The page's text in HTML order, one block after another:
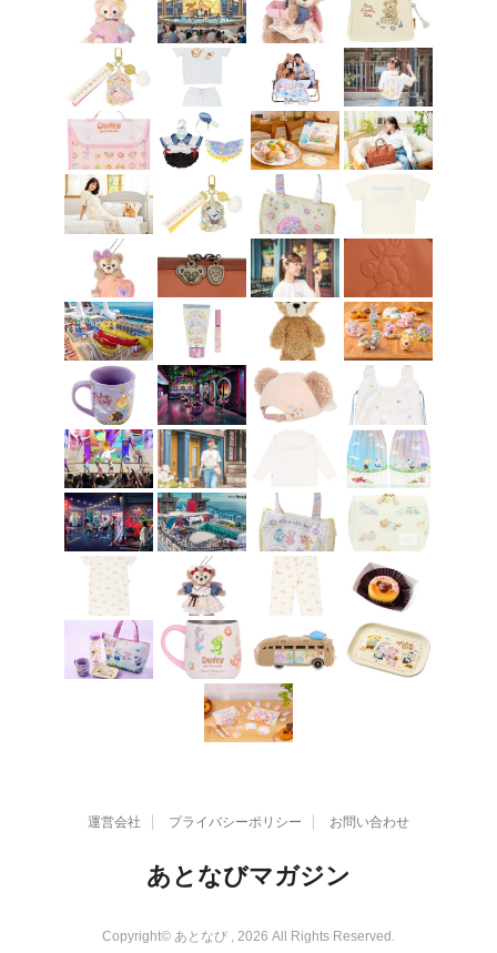
運営会社 プライバシーポリシー お問い合わせ
あとなびマガジン
Copyright© あとなび , 2026 All Rights Reserved.